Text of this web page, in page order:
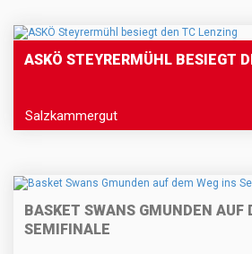
ASKÖ STEYRERMÜHL BESIEGT
Salzkammergut
BASKET SWANS GMUNDEN AUF
SEMIFINALE